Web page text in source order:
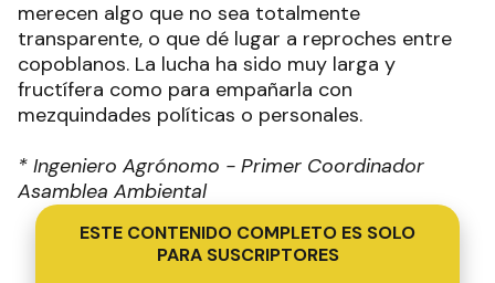
merecen algo que no sea totalmente
transparente, o que dé lugar a reproches entre
copoblanos. La lucha ha sido muy larga y
fructífera como para empañarla con
mezquindades políticas o personales.
* Ingeniero Agrónomo - Primer Coordinador
Asamblea Ambiental
ESTE CONTENIDO COMPLETO ES SOLO
PARA SUSCRIPTORES